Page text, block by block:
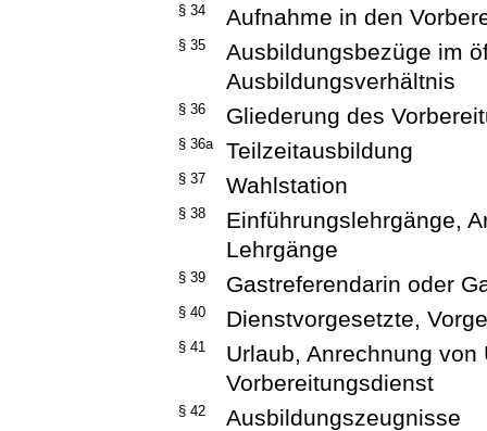
§ 34 Aufnahme in den
§ 35
Ausbildungsbezüge im
Ausbildungsverhältnis
§ 36 Gliederung des
§ 36a Teilzeitausbildung
§ 37 Wahlstation
§ 38
Einführungslehrgänge,
Lehrgänge
§ 39 Gastreferendarin oder
§ 40 Dienstvorgesetzte,
§ 41
Urlaub, Anrechnung
Vorbereitungsdienst
§ 42 Ausbildungszeugnisse